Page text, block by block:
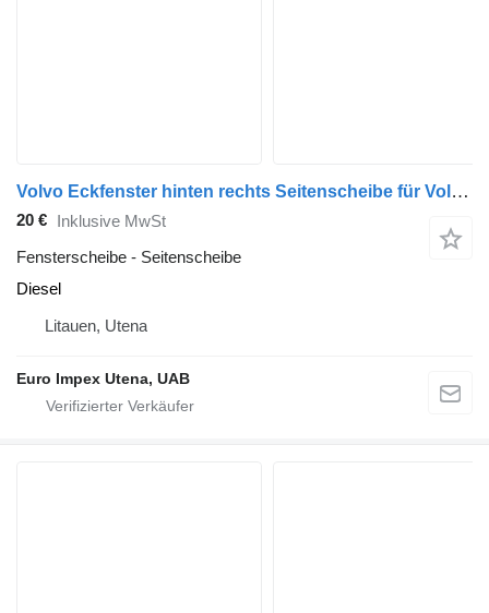
Volvo Eckfenster hinten rechts Seitenscheibe für Volvo FL6 LKW
20 €
Inklusive MwSt
Fensterscheibe - Seitenscheibe
Diesel
Litauen, Utena
Euro Impex Utena, UAB